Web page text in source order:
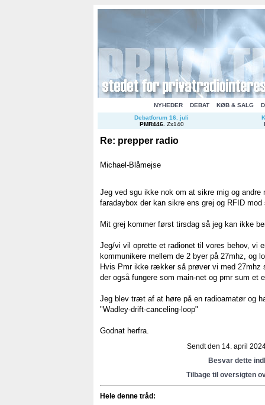
NYHEDER DEBAT KØB & SALG
Debatforum 16. juli
PMR446. Zx140
Re: prepper radio
Michael-Blåmejse
Jeg ved sgu ikke nok om at sikre mig og andre
faradaybox der kan sikre ens grej og RFID
Mit grej kommer først tirsdag så jeg kan ikke
Jeg/vi vil oprette et radionet til vores behov, vi
kommunikere mellem de 2 byer på 27mhz, og
Hvis Pmr ikke rækker så prøver vi med 27mhz
der også fungere som main-net og pmr sum et
Jeg blev træt af at høre på en radioamatør og
"Wadley-drift-canceling-loop"
Godnat herfra.
Sendt den 14. april
Besvar dette
Tilbage til oversigten
Hele denne tråd: